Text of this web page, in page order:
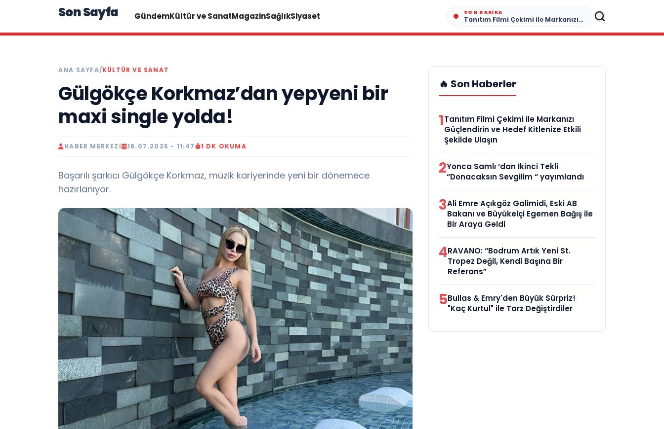
Son Sayfa GündemKültür ve SanatMagazinSağlıkSiyaset SON DAKIKA
Tanıtım Filmi Çekimi ile Markanızı Güçlendirin ve Hedef Kitlenize Etkili Şekilde Ulaşın
ANA SAYFA/KÜLTÜR VE SANAT
Gülgökçe Korkmaz’dan yepyeni bir
maxi single yolda!
HABER MERKEZI 18.07.2025 - 11:47 1 DK OKUMA
Başarılı şarkıcı Gülgökçe Korkmaz, müzik kariyerinde yeni bir dönemece
hazırlanıyor.
🔥 Son Haberler
1Tanıtım Filmi Çekimi ile Markanızı
Güçlendirin ve Hedef Kitlenize Etkili
Şekilde Ulaşın
2Yonca Samlı ‘dan İkinci Tekli
“Donacaksın Sevgilim “ yayımlandı
3Ali Emre Açıkgöz Galimidi, Eski AB
Bakanı ve Büyükelçi Egemen Bağış ile
Bir Araya Geldi
4RAVANO: “Bodrum Artık Yeni St.
Tropez Değil, Kendi Başına Bir
Referans”
5Bullas & Emry'den Büyük Sürpriz!
"Kaç Kurtul" ile Tarz Değiştirdiler